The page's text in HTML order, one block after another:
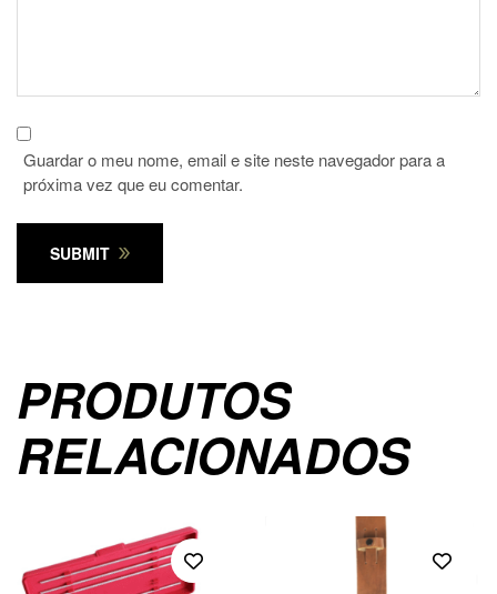
Guardar o meu nome, email e site neste navegador para a
próxima vez que eu comentar.
SUBMIT
PRODUTOS
RELACIONADOS